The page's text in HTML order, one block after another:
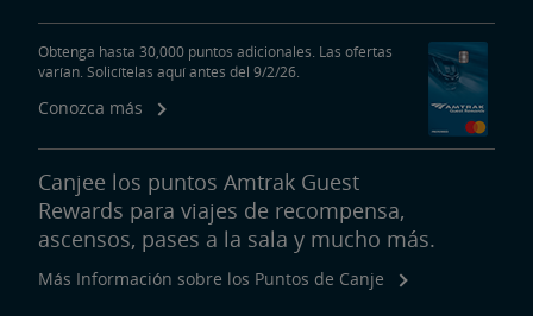
Obtenga hasta 30,000 puntos adicionales. Las ofertas
varían. Solicítelas aquí antes del 9/2/26.
Conozca más
Canjee los puntos Amtrak Guest
Rewards para viajes de recompensa,
ascensos, pases a la sala y mucho más.
Más Información sobre los Puntos de Canje